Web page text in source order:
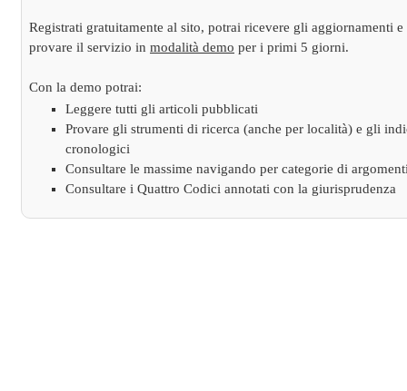
Registrati gratuitamente al sito, potrai ricevere gli aggiornamenti e
provare il servizio in modalità demo per i primi 5 giorni.
Con la demo potrai:
Leggere tutti gli articoli pubblicati
Provare gli strumenti di ricerca (anche per località) e gli
cronologici
Consultare le massime navigando per categorie di
Consultare i Quattro Codici annotati con la giurisprudenza